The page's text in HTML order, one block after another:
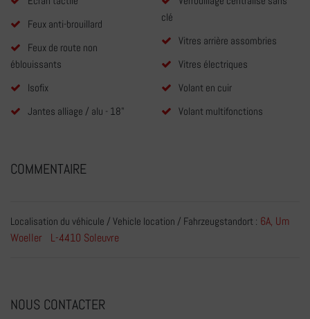
Feux anti-brouillard
Feux de route non
éblouissants
Isofix
Jantes alliage / alu - 18"
clé
Vitres arrière assombries
Vitres électriques
Volant en cuir
Volant multifonctions
COMMENTAIRE
Localisation du véhicule / Vehicle location / Fahrzeugstandort : 6A, Um
Woeller L-4410 Soleuvre
NOUS CONTACTER